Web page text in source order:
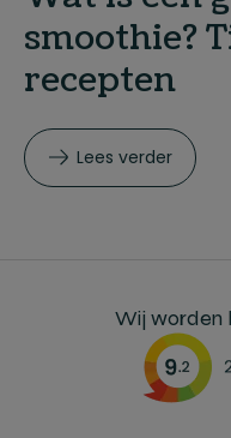
smoothie?
recepten
Lees verder
Wij worden